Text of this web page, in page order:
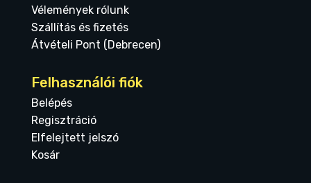
Vélemények rólunk
Szállítás és fizetés
Átvételi Pont (Debrecen)
Felhasználói fiók
Belépés
Regisztráció
Elfelejtett jelszó
Kosár